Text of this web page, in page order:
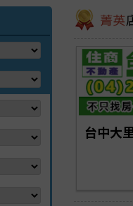
我家網房屋買
台中大